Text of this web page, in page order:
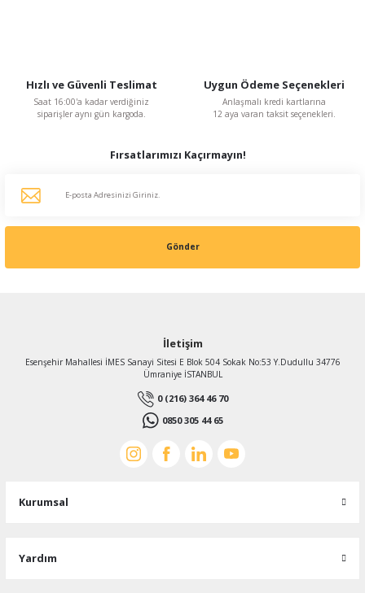
Hızlı ve Güvenli Teslimat
Saat 16:00'a kadar verdiğiniz
siparişler aynı gün kargoda.
Uygun Ödeme Seçenekleri
Anlaşmalı kredi kartlarına
12 aya varan taksit seçenekleri.
Fırsatlarımızı Kaçırmayın!
Gönder
İletişim
Esenşehir Mahallesi İMES Sanayi Sitesi E Blok 504 Sokak No:53 Y.Dudullu 34776
Ümraniye İSTANBUL
0 (216) 364 46 70
0850 305 44 65
Kurumsal
Yardım